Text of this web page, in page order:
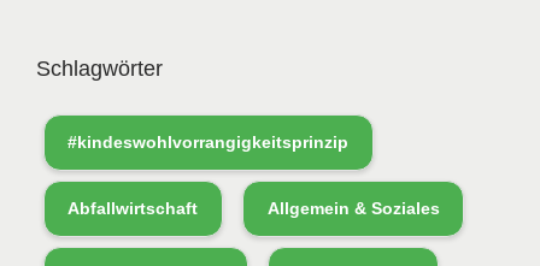
Schlagwörter
#kindeswohlvorrangigkeitsprinzip
Abfallwirtschaft Allgemein & Soziales